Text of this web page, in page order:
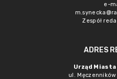
e-
Zespół
ADRES
Urząd
ul.